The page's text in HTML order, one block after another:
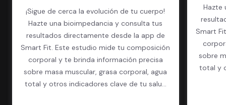
¡Sigue de cerca la evolución de tu cuerpo!
Hazte una bioimpedancia y consulta tus
resultados directamente desde la app de
Smart Fit. Este estudio mide tu composición
corporal y te brinda información precisa
sobre masa muscular, grasa corporal, agua
total y otros indicadores clave de tu salud
Hazte
Smart
sobre
total y